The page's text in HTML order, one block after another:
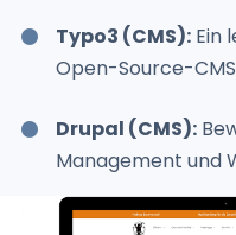
Typo3 (CMS): Ein
Open-Source-
Drupal (CMS):
Management und